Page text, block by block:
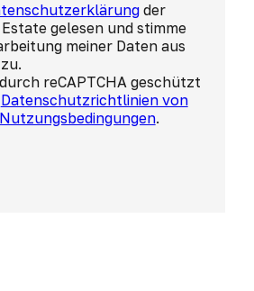
der
gelesen und stimme
meiner Daten aus
reCAPTCHA geschützt
Datenschutzrichtlinien von
Nutzungsbedingungen.